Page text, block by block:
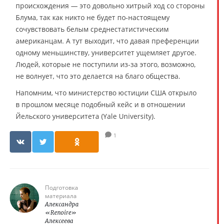
происхождения — это довольно хитрый ход со стороны
Блума, так как никто не будет по-настоящему
сочувствовать белым среднестатистическим
американцам. А тут выходит, что давая преференции
одному меньшинству, университет ущемляет другое.
Людей, которые не поступили из-за этого, возможно,
не волнует, что это делается на благо общества.
Напомним, что министерство юстиции США открыло
в прошлом месяце подобный кейс и в отношении
Йельского университета (Yale University).
1
Подготовка
материала
Александра
«Renoire»
Алексеева